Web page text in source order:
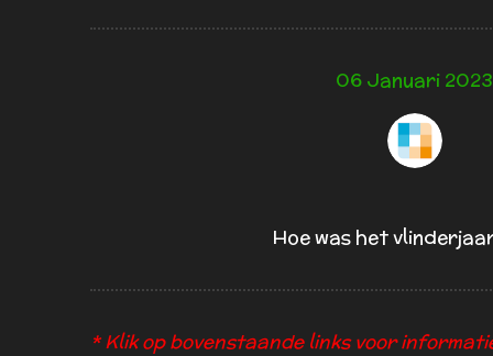
06 Januari 2023
Hoe was het
* Klik op bovenstaande links voor